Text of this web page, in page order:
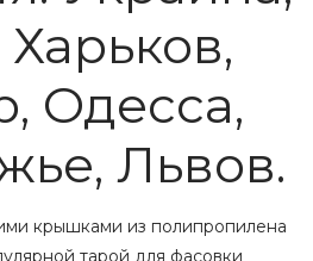
Одесса,
Львов.
крышками из полипропилена
тарой для фасовки